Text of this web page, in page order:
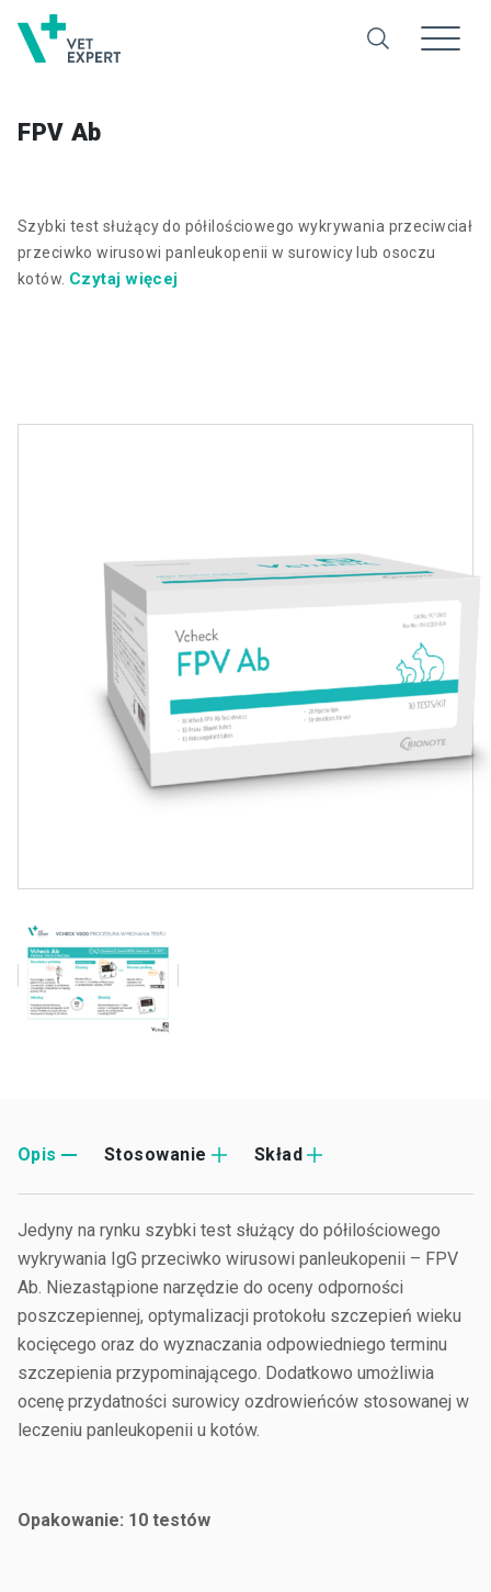
FPV Ab
Szybki test służący do półilościowego wykrywania przeciwciał
przeciwko wirusowi panleukopenii w surowicy lub osoczu
kotów. Czytaj więcej
Opis Stosowanie Skład
Jedyny na rynku szybki test służący do półilościowego
wykrywania IgG przeciwko wirusowi panleukopenii – FPV
Ab. Niezastąpione narzędzie do oceny odporności
poszczepiennej, optymalizacji protokołu szczepień wieku
kocięcego oraz do wyznaczania odpowiedniego terminu
szczepienia przypominającego. Dodatkowo umożliwia
ocenę przydatności surowicy ozdrowieńców stosowanej w
leczeniu panleukopenii u kotów.
Opakowanie: 10 testów